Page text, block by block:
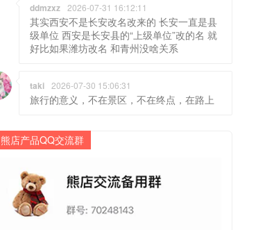
ddmzxz 2026-07-31 16:12:11
其实西安不是长安改名改来的 长安一直是县
级单位 西安是长安县的“上级单位”改的名 就
好比如果潍坊改名 和青州没啥关系
taki 2026-07-30 15:06:31
旅行的意义，不在景区，不在终点，在路上
熊店产品QQ交流群